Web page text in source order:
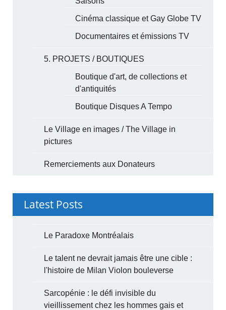
Cinéma classique et Gay Globe TV
Documentaires et émissions TV
5. PROJETS / BOUTIQUES
Boutique d'art, de collections et
d'antiquités
Boutique Disques A Tempo
Le Village en images / The Village in
pictures
Remerciements aux Donateurs
Latest Posts
Le Paradoxe Montréalais
Le talent ne devrait jamais être une cible :
l'histoire de Milan Violon bouleverse
Sarcopénie : le défi invisible du
vieillissement chez les hommes gais et